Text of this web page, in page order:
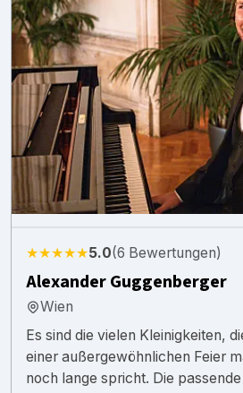
★★★★★5.0(6 Bewertungen)
Alexander Guggenberger
Wien
Es sind die vielen Kleinigkeiten,
einer außergewöhnlichen Feier
noch lange spricht. Die